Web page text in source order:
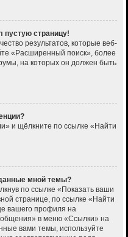
пустую страницу!
результатов, которые веб-
«Расширенный поиск», более
на которых он должен быть
и щёлкните по ссылке «Найти
мной темы?
по ссылке «Показать ваши
странице, по ссылке «Найти
вашего профиля на
в меню «Ссылки» на
вами темы, используйте